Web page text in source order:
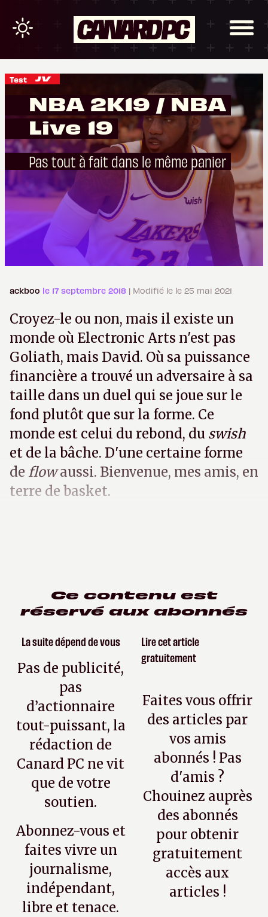
Test
NBA 2K19 / NBA
Live 19
Pas tout à fait dans le même panier
ackboo le 17 septembre 2018 | Modifié le le 25 mai 2021
Croyez-le ou non, mais il existe un
monde où Electronic Arts n'est pas
Goliath, mais David. Où sa puissance
financière a trouvé un adversaire à sa
taille dans un duel qui se joue sur le
fond plutôt que sur la forme. Ce
monde est celui du rebond, du swish
et de la bâche. D'une certaine forme
de flowaussi. Bienvenue, mes amis, en
terre de basket.
Ce contenu est
réservé aux abonnés
La suite dépend de vous
Pas de publicité,
pas
d’actionnaire
tout-puissant, la
rédaction de
Canard PC ne vit
que de votre
soutien.
Abonnez-vous et
faites vivre un
journalisme,
indépendant,
libre et tenace.
Lire cet article
gratuitement
Faites vous offrir
des articles par
vos amis
abonnés ! Pas
d'amis ?
Chouinez auprès
des abonnés
pour obtenir
gratuitement
accès aux
articles !